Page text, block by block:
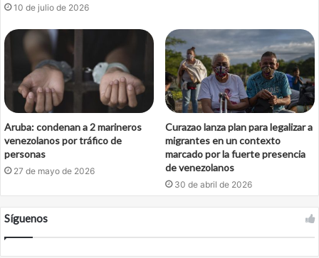
10 de julio de 2026
Aruba: condenan a 2 marineros
venezolanos por tráfico de
personas
27 de mayo de 2026
Curazao lanza plan para legalizar a
migrantes en un contexto
marcado por la fuerte presencia
de venezolanos
30 de abril de 2026
Síguenos